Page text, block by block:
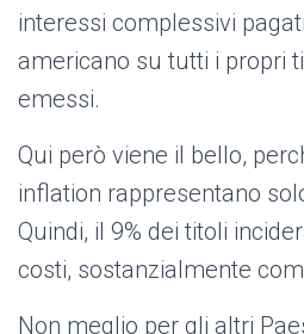
interessi complessivi
americano su tutti i propri
emessi.
Qui però viene il bello,
inflation rappresentano
Quindi, il 9% dei titoli
costi, sostanzialmente
Non meglio per gli altri